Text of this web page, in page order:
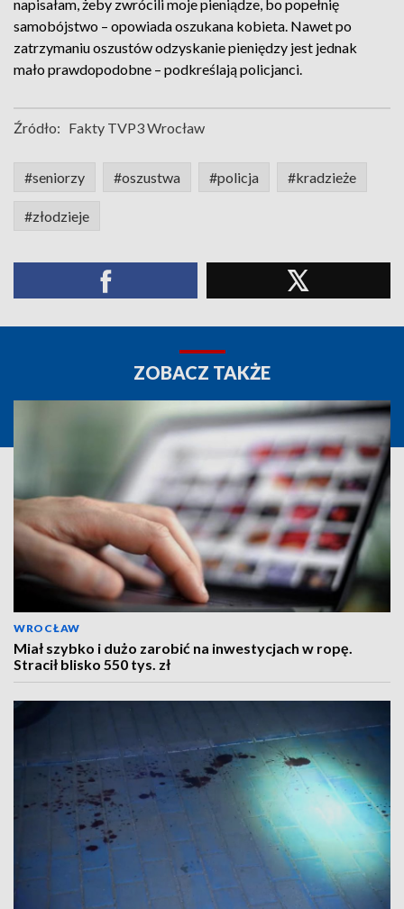
napisałam, żeby zwrócili moje pieniądze, bo popełnię
samobójstwo – opowiada oszukana kobieta. Nawet po
zatrzymaniu oszustów odzyskanie pieniędzy jest jednak
mało prawdopodobne – podkreślają policjanci.
Źródło: Fakty TVP3 Wrocław
#seniorzy #oszustwa #policja #kradzieże
#złodzieje
ZOBACZ TAKŻE
WROCŁAW
Miał szybko i dużo zarobić na inwestycjach w ropę.
Stracił blisko 550 tys. zł